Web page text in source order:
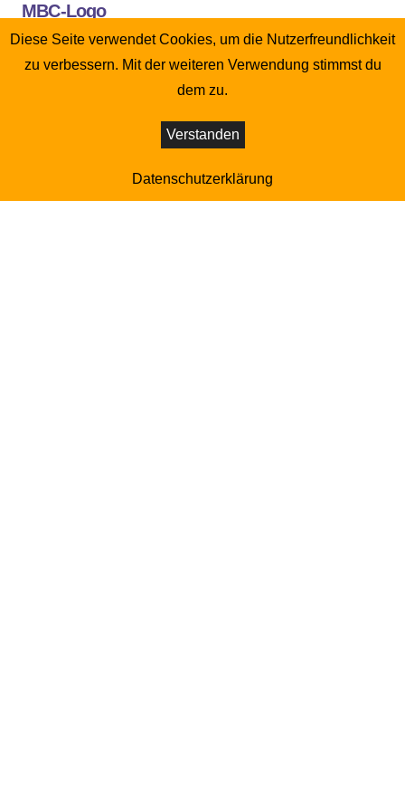
MBC-Logo
Es wurden keine Ergebnisse gefunden.
© Copyright MBC-Lehrte e.V. 2018
Diese Seite verwendet Cookies, um die Nutzerfreundlichkeit
zu verbessern. Mit der weiteren Verwendung stimmst du
dem zu.
Verstanden
Datenschutzerklärung